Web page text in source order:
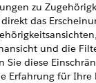
zu
direkt das
und die
Sie diese
Erfahrung für Ihre